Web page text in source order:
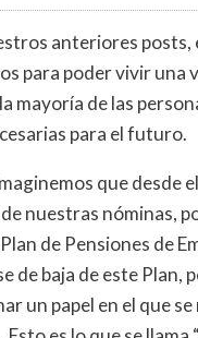
anteriores posts,
para poder vivir una
mayoría de las
para el futuro.
que desde
nuestras nóminas,
de Pensiones de
de baja de este Plan,
un papel en el que